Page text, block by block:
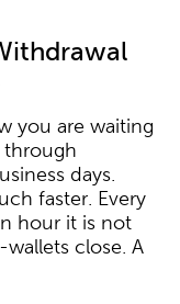
you are waiting
through
days.
faster. Every
hour it is not
close. A